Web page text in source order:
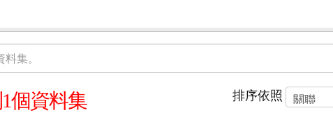
集
集。
排序依照
個資料集